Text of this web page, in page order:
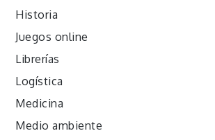
Historia
Juegos online
Librerías
Logística
Medicina
Medio ambiente